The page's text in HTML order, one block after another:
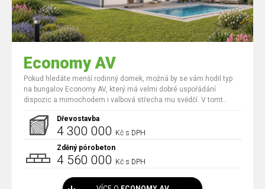
Economy AV
Pokud hledáte menší rodinný domek, možná by se vám hodil typ
na bungalov Economy AV, který má velmi dobré uspořádání
dispozic a mimochodem i valbová střecha mu svědčí. V tomt..
Dřevostavba
4 300 000 Kč s DPH
Zděný pórobeton
4 560 000 Kč s DPH